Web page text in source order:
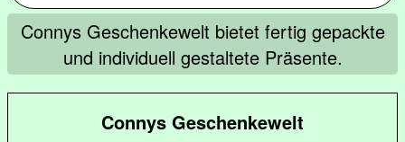
Connys Geschenkewelt bietet fertig gepackte
und individuell gestaltete Präsente.
Connys Geschenkewelt